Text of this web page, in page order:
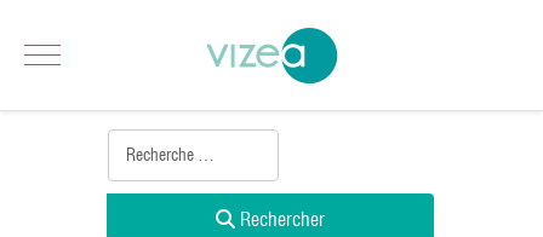
Rechercher